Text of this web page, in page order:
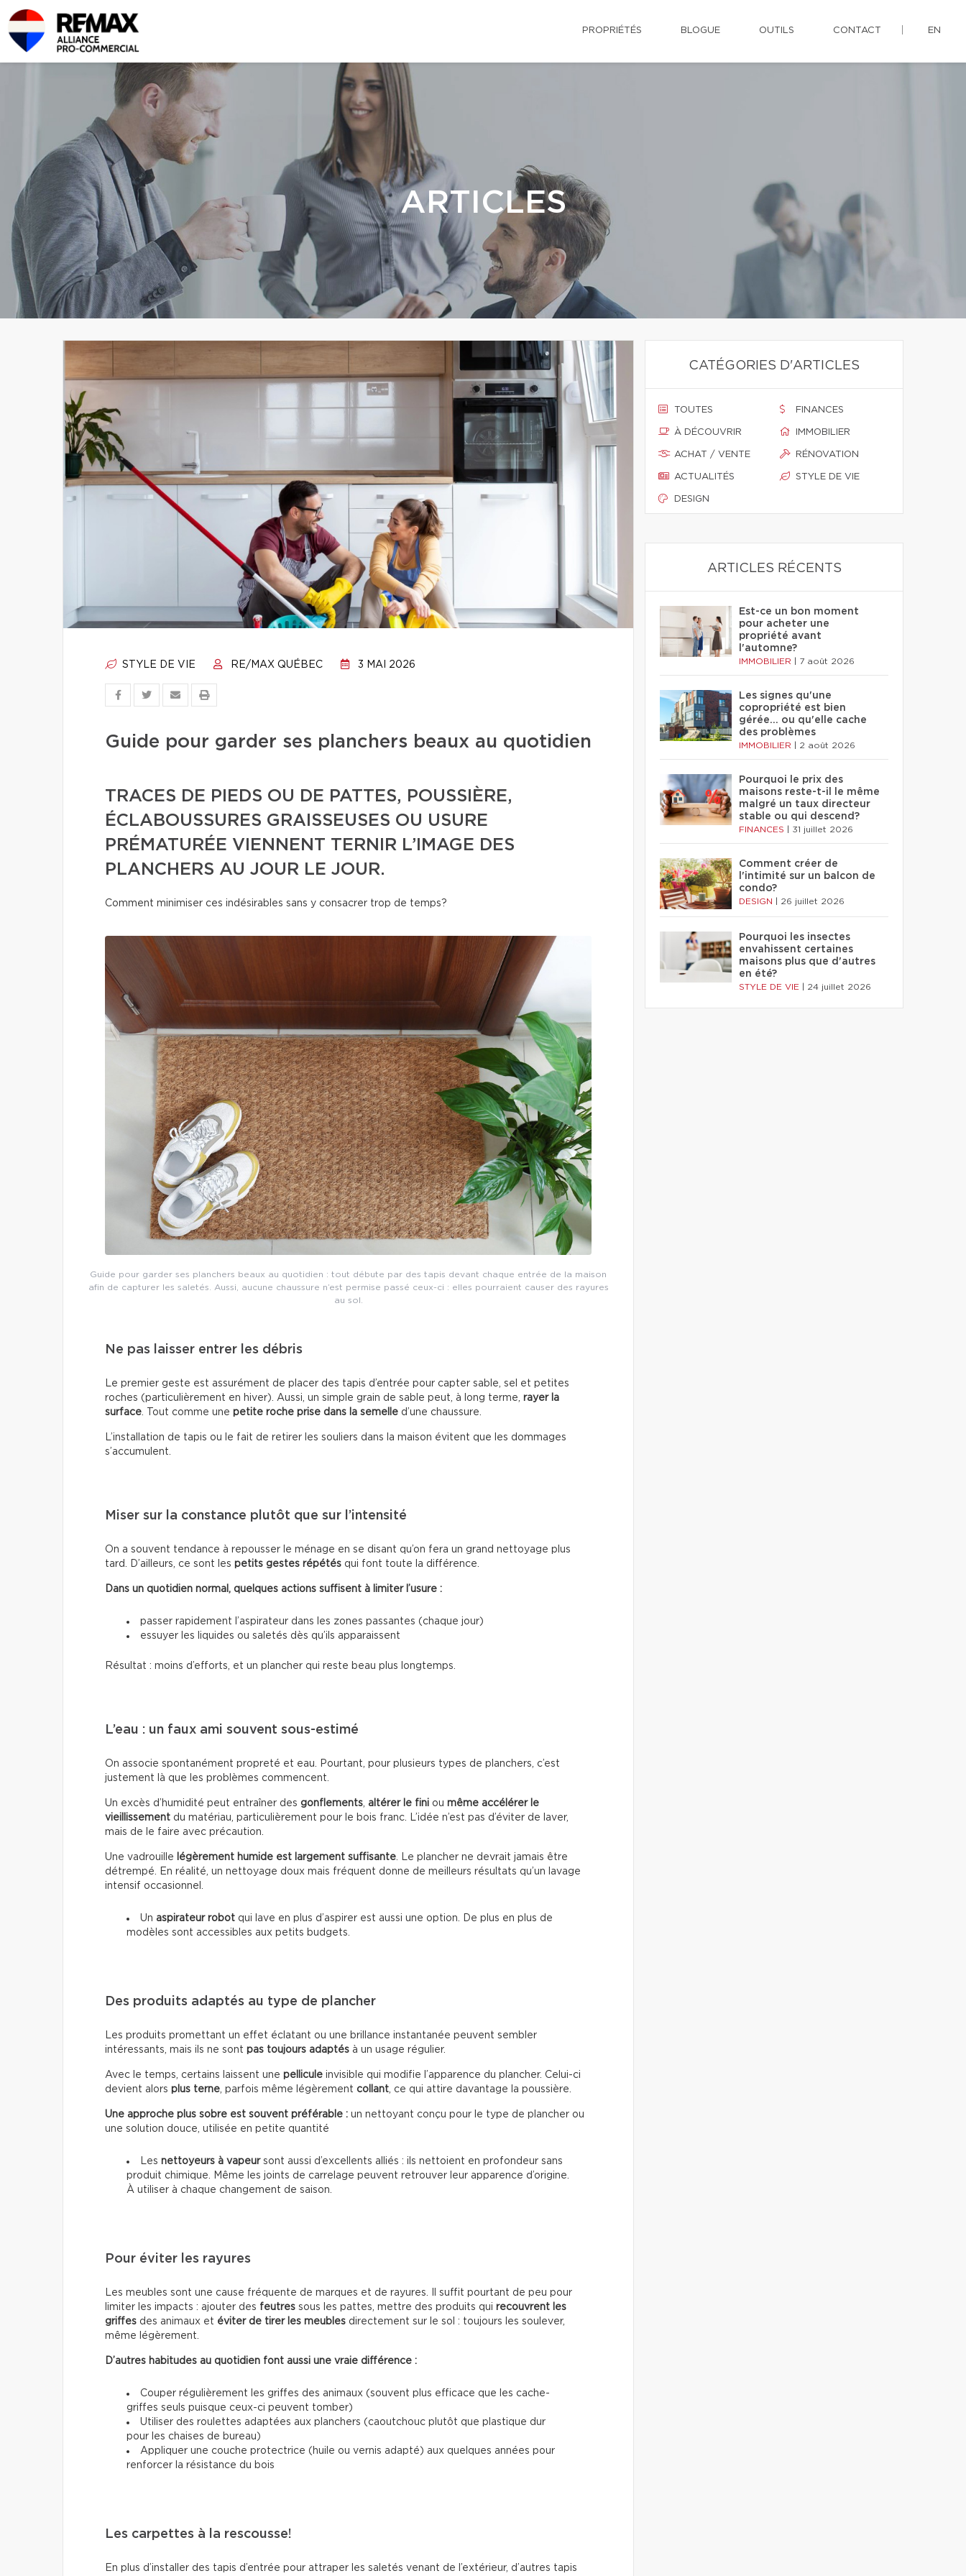
PROPRIÉTÉS BLOGUE OUTILS CONTACT EN
ARTICLES
STYLE DE VIE RE/MAX QUÉBEC 3 MAI 2026
Guide pour garder ses planchers beaux au quotidien
TRACES DE PIEDS OU DE PATTES, POUSSIÈRE,
ÉCLABOUSSURES GRAISSEUSES OU USURE
PRÉMATURÉE VIENNENT TERNIR L’IMAGE DES
PLANCHERS AU JOUR LE JOUR.
Comment minimiser ces indésirables sans y consacrer trop de temps?
Guide pour garder ses planchers beaux au quotidien : tout débute par des tapis devant chaque entrée de la maison
afin de capturer les saletés. Aussi, aucune chaussure n’est permise passé ceux-ci : elles pourraient causer des rayures
au sol.
Ne pas laisser entrer les débris
Le premier geste est assurément de placer des tapis d’entrée pour capter sable, sel et petites
roches (particulièrement en hiver). Aussi, un simple grain de sable peut, à long terme, rayer la
surface. Tout comme une petite roche prise dans la semelle d’une chaussure.
L’installation de tapis ou le fait de retirer les souliers dans la maison évitent que les dommages
s’accumulent.
Miser sur la constance plutôt que sur l’intensité
On a souvent tendance à repousser le ménage en se disant qu’on fera un grand nettoyage plus
tard. D’ailleurs, ce sont les petits gestes répétés qui font toute la différence.
Dans un quotidien normal, quelques actions suffisent à limiter l’usure :
passer rapidement l’aspirateur dans les zones passantes (chaque jour)
essuyer les liquides ou saletés dès qu’ils apparaissent
Résultat : moins d’efforts, et un plancher qui reste beau plus longtemps.
L’eau : un faux ami souvent sous-estimé
On associe spontanément propreté et eau. Pourtant, pour plusieurs types de planchers, c’est
justement là que les problèmes commencent.
Un excès d’humidité peut entraîner des gonflements, altérer le fini ou même accélérer le
vieillissement du matériau, particulièrement pour le bois franc. L’idée n’est pas d’éviter de laver,
mais de le faire avec précaution.
Une vadrouille légèrement humide est largement suffisante. Le plancher ne devrait jamais être
détrempé. En réalité, un nettoyage doux mais fréquent donne de meilleurs résultats qu’un lavage
intensif occasionnel.
Un aspirateur robot qui lave en plus d’aspirer est aussi une option. De plus en plus de
modèles sont accessibles aux petits budgets.
Des produits adaptés au type de plancher
Les produits promettant un effet éclatant ou une brillance instantanée peuvent sembler
intéressants, mais ils ne sont pas toujours adaptés à un usage régulier.
Avec le temps, certains laissent une pellicule invisible qui modifie l’apparence du plancher. Celui-ci
devient alors plus terne, parfois même légèrement collant, ce qui attire davantage la poussière.
Une approche plus sobre est souvent préférable : un nettoyant conçu pour le type de plancher ou
une solution douce, utilisée en petite quantité
Les nettoyeurs à vapeursont aussi d’excellents alliés : ils nettoient en profondeur sans
produit chimique. Même les joints de carrelage peuvent retrouver leur apparence d’origine.
À utiliser à chaque changement de saison.
Pour éviter les rayures
Les meubles sont une cause fréquente de marques et de rayures. Il suffit pourtant de peu pour
limiter les impacts : ajouter des feutres sous les pattes, mettre des produits qui recouvrent les
griffes des animaux et éviter de tirer les meubles directement sur le sol : toujours les soulever,
même légèrement.
D’autres habitudes au quotidien font aussi une vraie différence :
Couper régulièrement les griffes des animaux (souvent plus efficace que les cache-
griffes seuls puisque ceux-ci peuvent tomber)
Utiliser des roulettes adaptées aux planchers (caoutchouc plutôt que plastique dur
pour les chaises de bureau)
Appliquer une couche protectrice (huile ou vernis adapté) aux quelques années pour
renforcer la résistance du bois
Les carpettes à la rescousse!
En plus d’installer des tapis d’entrée pour attraper les saletés venant de l’extérieur, d’autres tapis
CATÉGORIES D'ARTICLES
TOUTES
À DÉCOUVRIR
ACHAT / VENTE
ACTUALITÉS
DESIGN
FINANCES
IMMOBILIER
RÉNOVATION
STYLE DE VIE
ARTICLES RÉCENTS
Est-ce un bon moment
pour acheter une
propriété avant
l'automne?
IMMOBILIER 7 août 2026
Les signes qu'une
copropriété est bien
gérée… ou qu'elle cache
des problèmes
IMMOBILIER 2 août 2026
Pourquoi le prix des
maisons reste-t-il le même
malgré un taux directeur
stable ou qui descend?
FINANCES 31 juillet 2026
Comment créer de
l'intimité sur un balcon de
condo?
DESIGN 26 juillet 2026
Pourquoi les insectes
envahissent certaines
maisons plus que d'autres
en été?
STYLE DE VIE 24 juillet 2026